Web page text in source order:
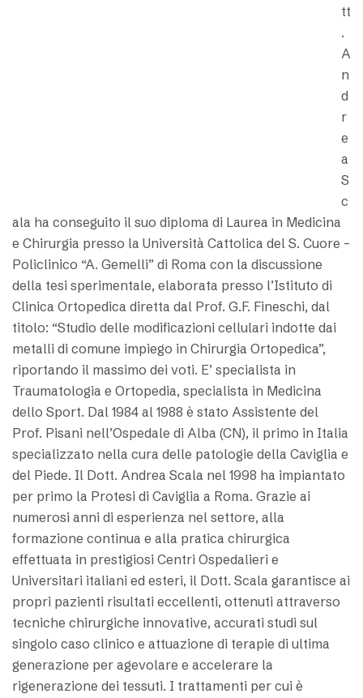
tt
.
A
n
d
r
e
a
S
c
ala ha conseguito il suo diploma di Laurea in Medicina
e Chirurgia presso la Università Cattolica del S. Cuore –
Policlinico “A. Gemelli” di Roma con la discussione
della tesi sperimentale, elaborata presso l’Istituto di
Clinica Ortopedica diretta dal Prof. G.F. Fineschi, dal
titolo: “Studio delle modificazioni cellulari indotte dai
metalli di comune impiego in Chirurgia Ortopedica”,
riportando il massimo dei voti. E’ specialista in
Traumatologia e Ortopedia, specialista in Medicina
dello Sport. Dal 1984 al 1988 è stato Assistente del
Prof. Pisani nell’Ospedale di Alba (CN), il primo in Italia
specializzato nella cura delle patologie della Caviglia e
del Piede. Il Dott. Andrea Scala nel 1998 ha impiantato
per primo la Protesi di Caviglia a Roma. Grazie ai
numerosi anni di esperienza nel settore, alla
formazione continua e alla pratica chirurgica
effettuata in prestigiosi Centri Ospedalieri e
Universitari italiani ed esteri, il Dott. Scala garantisce ai
propri pazienti risultati eccellenti, ottenuti attraverso
tecniche chirurgiche innovative, accurati studi sul
singolo caso clinico e attuazione di terapie di ultima
generazione per agevolare e accelerare la
rigenerazione dei tessuti. I trattamenti per cui è